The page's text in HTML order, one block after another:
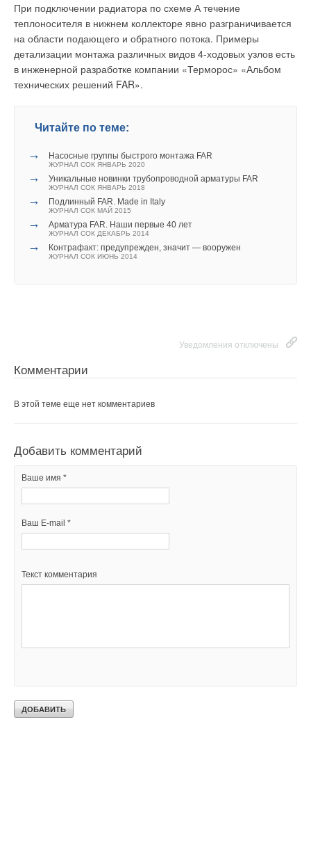
При подключении радиатора по схеме А течение
теплоносителя в нижнем коллекторе явно разграничивается
на области подающего и обратного потока. Примеры
детализации монтажа различных видов 4-ходовых узлов есть
в инженерной разработке компании «Терморос» «Альбом
технических решений FAR».
Читайте по теме:
→ Насосные группы быстрого монтажа FAR
ЖУРНАЛ СОК ЯНВАРЬ 2020
→ Уникальные новинки трубопроводной арматуры FAR
ЖУРНАЛ СОК ЯНВАРЬ 2018
→ Подлинный FAR. Made in Italy
ЖУРНАЛ СОК МАЙ 2015
→ Арматура FAR. Наши первые 40 лет
ЖУРНАЛ СОК ДЕКАБРЬ 2014
→ Контрафакт: предупрежден, значит — вооружен
ЖУРНАЛ СОК ИЮНЬ 2014
Уведомления отключены
Комментарии
В этой теме еще нет комментариев
Добавить комментарий
Ваше имя *
Ваш E-mail *
Текст комментария